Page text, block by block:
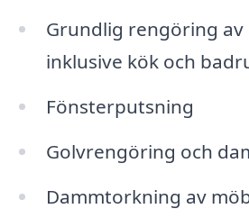
Grundlig rengöring av
inklusive kök och
Fönsterputsning
Golvrengöring och
Dammtorkning av